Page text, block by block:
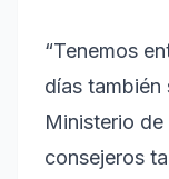
“Tenemos
días también
Ministerio
consejeros